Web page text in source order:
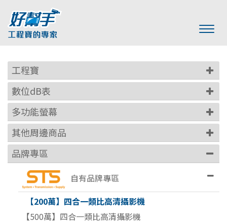
工程寶
數位dB表
多功能螢幕
其他周邊商品
品牌專區
自有品牌專區
【200萬】四合一類比高清攝影機
【500萬】四合一類比高清攝影機